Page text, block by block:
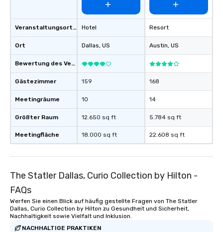
than desirable table.
everyone is treated
immediate seating
What’s more, your
a special warm
be printed featuring
which can be an
those Instagram
transportation pick-
as well as an event
for groups that desire
experience, we can
Memorable
experienced, and all
Veranstaltungsortstyp
Ort
Bewertung des Veranstaltungsortes
Gästezimmer
Meetingräume
Größter Raum
Meetingfläche
Hotel
Dallas, US
159
10
12.650 sq ft
18.000 sq ft
Resort
Austin, US
168
14
5.784 sq ft
22.608 sq ft
The Statler Dallas, Curio Collection by Hilton -
FAQs
Werfen Sie einen Blick auf häufig gestellte Fragen von The Statler
Dallas, Curio Collection by Hilton zu Gesundheit und Sicherheit,
Nachhaltigkeit sowie Vielfalt und Inklusion.
NACHHALTIGE PRAKTIKEN